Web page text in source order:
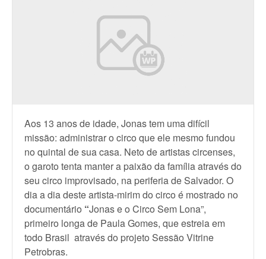
Aos 13 anos de idade, Jonas tem uma difícil
missão: administrar o circo que ele mesmo fundou
no quintal de sua casa. Neto de artistas circenses,
o garoto tenta manter a paixão da família através do
seu circo improvisado, na periferia de Salvador. O
dia a dia deste artista-mirim do circo é mostrado no
documentário “Jonas e o Circo Sem Lona”,
primeiro longa de Paula Gomes, que estreia em
todo Brasil através do projeto Sessão Vitrine
Petrobras.